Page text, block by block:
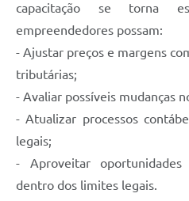
capacitação se torna
empreendedores possam:
- Ajustar preços e margens
tributárias;
- Avaliar possíveis mudanças
- Atualizar processos
legais;
- Aproveitar
dentro dos limites legais.